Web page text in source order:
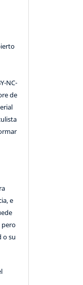
NC-
de
e
pero
o su